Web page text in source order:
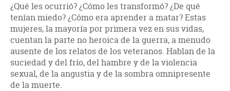
¿Qué les ocurrió? ¿Cómo les transformó? ¿De qué
tenían miedo? ¿Cómo era aprender a matar? Estas
mujeres, la mayoría por primera vez en sus vidas,
cuentan la parte no heroica de la guerra, a menudo
ausente de los relatos de los veteranos. Hablan de la
suciedad y del frío, del hambre y de la violencia
sexual, de la angustia y de la sombra omnipresente
de la muerte.